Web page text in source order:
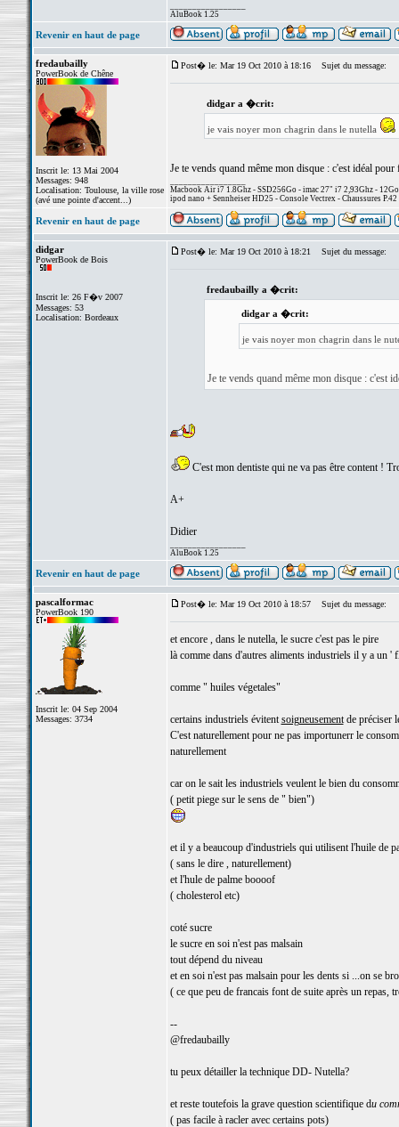
AluBook 1.25
Revenir en haut de page
fredaubailly
PowerBook de Chêne
Inscrit le: 13 Mai 2004
Messages: 948
Localisation: Toulouse, la ville rose
(avé une pointe d'accent...)
Post� le: Mar 19 Oct 2010 à 18:16 Sujet du message:
didgar a �crit:
je vais noyer mon chagrin dans le nutella
Je te vends quand même mon disque : c'est idéal
Macbook Air i7 1.8Ghz - SSD256Go - imac 27" i7 2,93Ghz -
ipod nano + Sennheiser HD25 - Console Vectrex - Chaussures
Revenir en haut de page
didgar
PowerBook de Bois
Inscrit le: 26 F�v 2007
Messages: 53
Localisation: Bordeaux
Post� le: Mar 19 Oct 2010 à 18:21 Sujet du message:
fredaubailly a �crit:
didgar a �crit:
je vais noyer mon chagrin dans le
Je te vends quand même mon disque : c'est
C'est mon dentiste qui ne va pas être content !
A+
Didier
AluBook 1.25
Revenir en haut de page
pascalformac
PowerBook 190
Inscrit le: 04 Sep 2004
Messages: 3734
Post� le: Mar 19 Oct 2010 à 18:57 Sujet du message:
et encore , dans le nutella, le sucre c'est pas le pire
là comme dans d'autres aliments industriels il y a un
comme " huiles végetales"
certains industriels évitentsoigneusementde préciser
C'est naturellement pour ne pas importunerr le
naturellement
car on le sait les industriels veulent le bien du
( petit piege sur le sens de " bien")
et il y a beaucoup d'industriels qui utilisent l'huile de
( sans le dire , naturellement)
et l'hule de palme boooof
( cholesterol etc)
coté sucre
le sucre en soi n'est pas malsain
tout dépend du niveau
et en soi n'est pas malsain pour les dents si ...on se
( ce que peu de francais font de suite après un repas,
--
@fredaubailly
tu peux détailler la technique DD- Nutella?
et reste toutefois la grave question scientifique du
( pas facile à racler avec certains pots)